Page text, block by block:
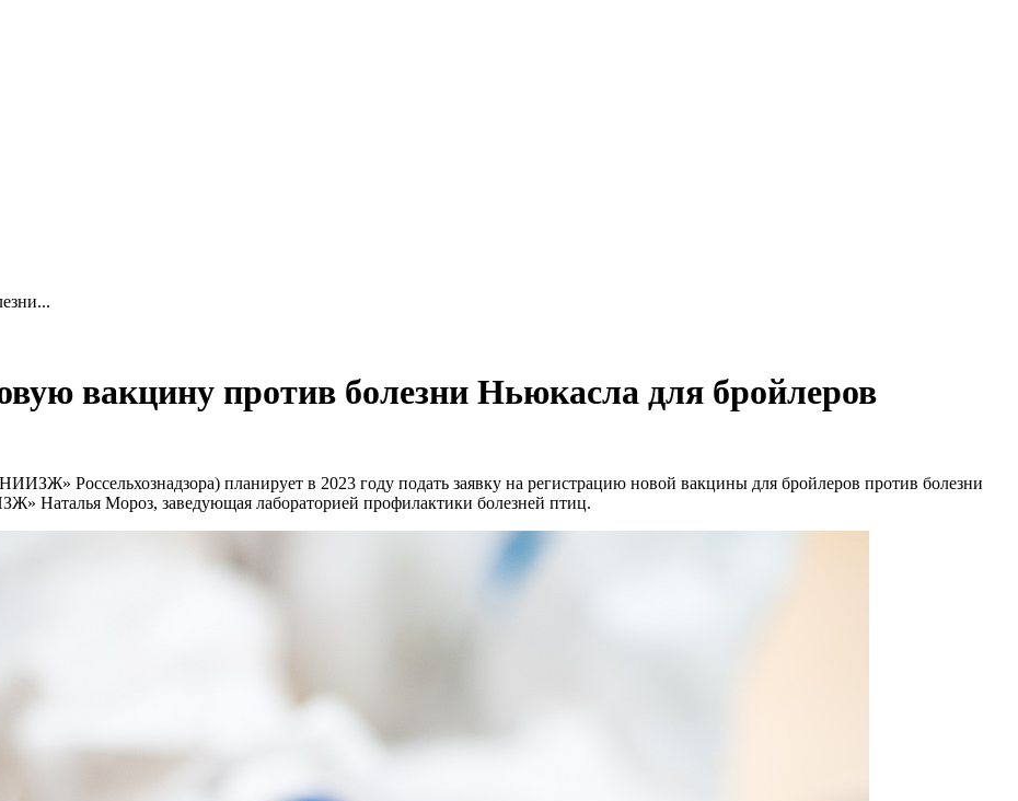
вакцину против болезни Ньюкасла для бройлеров
Россельхознадзора) планирует в 2023 году подать заявку на регистрацию новой вакцины для бройлеров против болезни
Наталья Мороз, заведующая лабораторией профилактики болезней птиц.